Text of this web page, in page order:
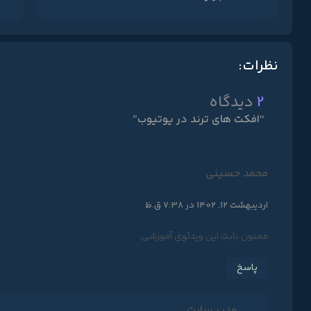
نظرات:
2 دیدگاه
“افکت های ترند در یوتیوب”
محمد حسینی
اردیبهشت 12, 1402 در 7:38 ق.ظ
ممنون بابت این ویدئوی آموزشی.
پاسخ